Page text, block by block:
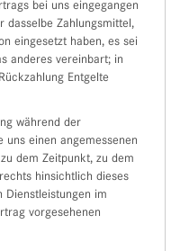
bei uns eingegangen
dasselbe Zahlungsmittel,
eingesetzt haben, es sei
anderes vereinbart; in
Entgelte
während der
uns einen angemessenen
dem Zeitpunkt, zu dem
hinsichtlich dieses
im
vorgesehenen